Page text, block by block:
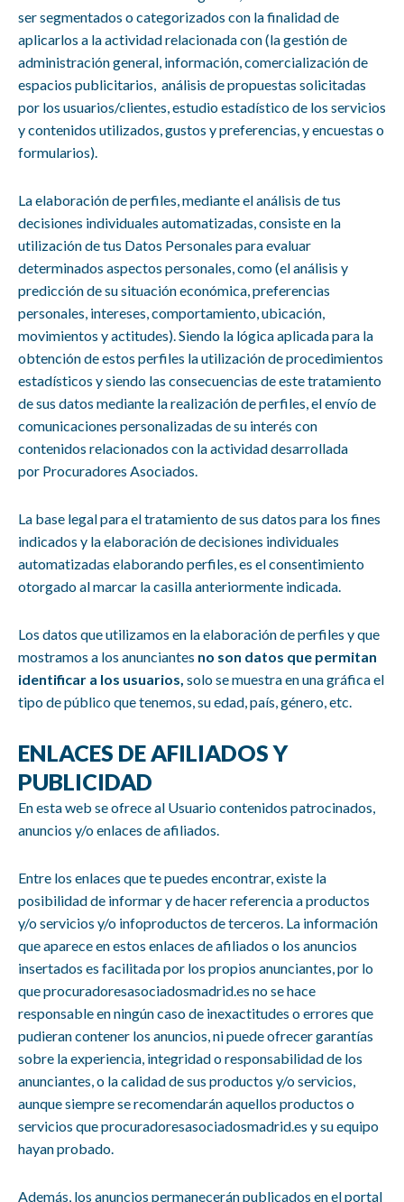
ser segmentados o categorizados con la finalidad de
aplicarlos a la actividad relacionada con (la gestión de
administración general, información, comercialización de
espacios publicitarios, análisis de propuestas solicitadas
por los usuarios/clientes, estudio estadístico de los servicios
y contenidos utilizados, gustos y preferencias, y encuestas o
formularios).
La elaboración de perfiles, mediante el análisis de tus
decisiones individuales automatizadas, consiste en la
utilización de tus Datos Personales para evaluar
determinados aspectos personales, como (el análisis y
predicción de su situación económica, preferencias
personales, intereses, comportamiento, ubicación,
movimientos y actitudes). Siendo la lógica aplicada para la
obtención de estos perfiles la utilización de procedimientos
estadísticos y siendo las consecuencias de este tratamiento
de sus datos mediante la realización de perfiles, el envío de
comunicaciones personalizadas de su interés con
contenidos relacionados con la actividad desarrollada
por Procuradores Asociados.
La base legal para el tratamiento de sus datos para los fines
indicados y la elaboración de decisiones individuales
automatizadas elaborando perfiles, es el consentimiento
otorgado al marcar la casilla anteriormente indicada.
Los datos que utilizamos en la elaboración de perfiles y que
mostramos a los anunciantes no son datos que permitan
identificar a los usuarios, solo se muestra en una gráfica el
tipo de público que tenemos, su edad, país, género, etc.
ENLACES DE AFILIADOS Y
PUBLICIDAD
En esta web se ofrece al Usuario contenidos patrocinados,
anuncios y/o enlaces de afiliados.
Entre los enlaces que te puedes encontrar, existe la
posibilidad de informar y de hacer referencia a productos
y/o servicios y/o infoproductos de terceros. La información
que aparece en estos enlaces de afiliados o los anuncios
insertados es facilitada por los propios anunciantes, por lo
que procuradoresasociadosmadrid.es no se hace
responsable en ningún caso de inexactitudes o errores que
pudieran contener los anuncios, ni puede ofrecer garantías
sobre la experiencia, integridad o responsabilidad de los
anunciantes, o la calidad de sus productos y/o servicios,
aunque siempre se recomendarán aquellos productos o
servicios que procuradoresasociadosmadrid.es y su equipo
hayan probado.
Además, los anuncios permanecerán publicados en el portal